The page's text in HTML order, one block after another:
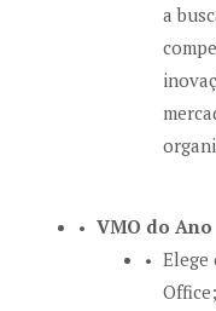
a
VMO do Ano
Elege
Office;